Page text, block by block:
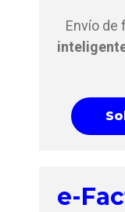
Envío de
e-